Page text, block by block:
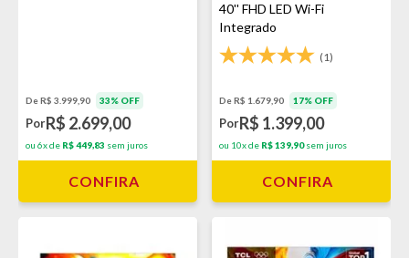
De R$ 3.999,90 33% OFF
PorR$ 2.699,00
ou 6x de R$ 449,83 sem juros
CONFIRA
40'' FHD LED Wi-Fi
Integrado
(1)
De R$ 1.679,90 17% OFF
PorR$ 1.399,00
ou 10x de R$ 139,90sem juros
CONFIRA